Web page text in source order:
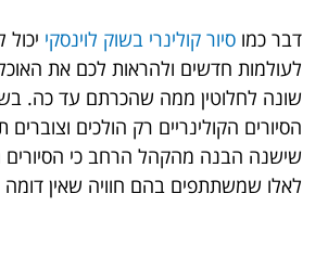
דבר כמו סיור קולינרי בשוק לוינסקי
לעולמות חדשים ולהראות לכם את האוכל
שונה לחלוטין ממה שהכרתם עד כה.
הסיורים הקולינריים רק הולכים וצוברים
שישנה הבנה מהקהל הרחב כי הסיורים
לאלו שמשתתפים בהם חוויה שאין